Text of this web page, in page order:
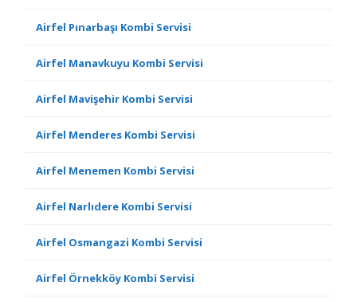
Airfel Pınarbaşı Kombi Servisi
Airfel Manavkuyu Kombi Servisi
Airfel Mavişehir Kombi Servisi
Airfel Menderes Kombi Servisi
Airfel Menemen Kombi Servisi
Airfel Narlıdere Kombi Servisi
Airfel Osmangazi Kombi Servisi
Airfel Örnekköy Kombi Servisi